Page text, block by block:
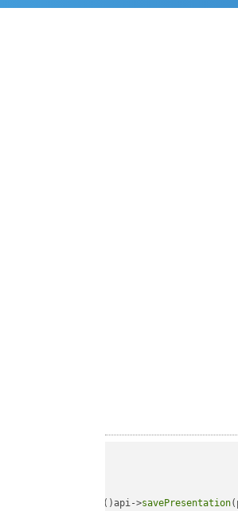
api->savePresentation